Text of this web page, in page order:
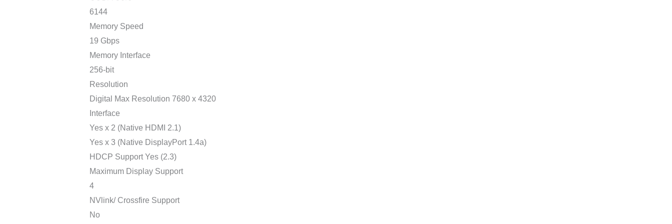
6144
Memory Speed
19 Gbps
Memory Interface
256-bit
Resolution
Digital Max Resolution 7680 x 4320
Interface
Yes x 2 (Native HDMI 2.1)
Yes x 3 (Native DisplayPort 1.4a)
HDCP Support Yes (2.3)
Maximum Display Support
4
NVlink/ Crossfire Support
No